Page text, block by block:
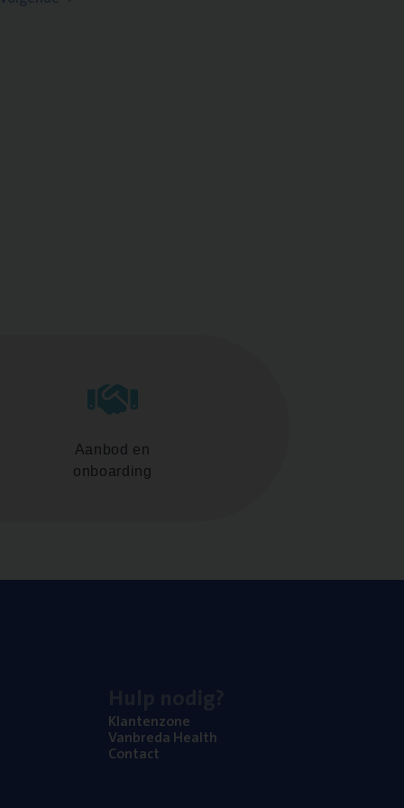
Aanbod en
onboarding
Klan­ten­zo­ne
Van­b­re­da Health
Con­tact